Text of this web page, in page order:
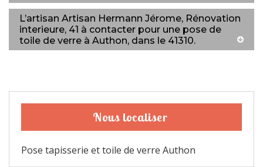
L’artisan Artisan Hermann Jérome, Rénovation
interieure, 41 à contacter pour une pose de
toile de verre à Authon, dans le 41310.
Nous localiser
Pose tapisserie et toile de verre Authon